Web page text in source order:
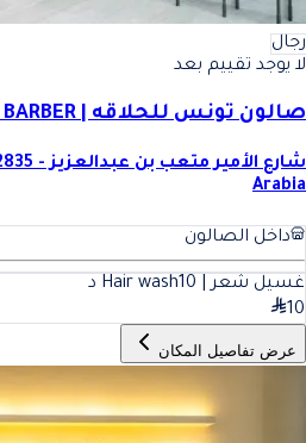
رجال
لا يوجد تقييم بعد
صالون تونس للحلاقه | TUNIS BARBER
Arabia
داخل الصالون
غسيل شعر | Hair wash 10
د
10
عرض تفاصيل المكان